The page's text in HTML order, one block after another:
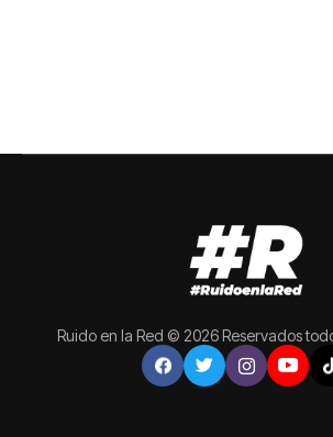
Ruido en la Red © 2026 Reservados